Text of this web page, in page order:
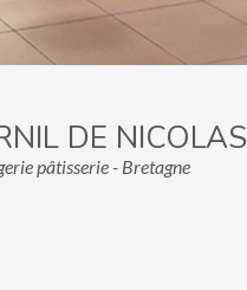
DE NICOLAS
pâtisserie - Bretagne